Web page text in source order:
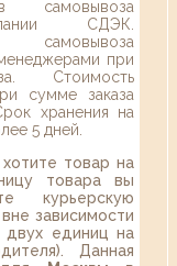
самовывоза
СДЭК.
самовывоза
при
Стоимость
сумме заказа
хранения на
5 дней.
товар на
товара вы
курьерскую
зависимости
единиц на
Данная